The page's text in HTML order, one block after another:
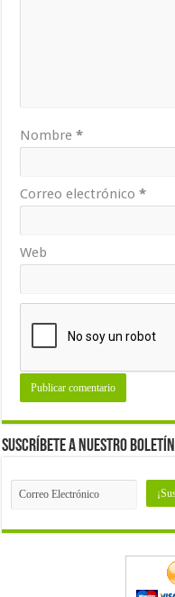
Nombre*
Correo electrónico*
Web
Suscríbete a nuestro Boletín